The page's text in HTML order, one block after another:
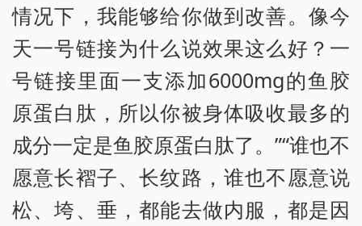
情况下，我能够给你做到改善。像今
天一号链接为什么说效果这么好？一
号链接里面一支添加6000mg的鱼胶
原蛋白肽，所以你被身体吸收最多的
成分一定是鱼胶原蛋白肽了。”“谁也不
愿意长褶子、长纹路，谁也不愿意说
松、垮、垂，都能去做内服，都是因